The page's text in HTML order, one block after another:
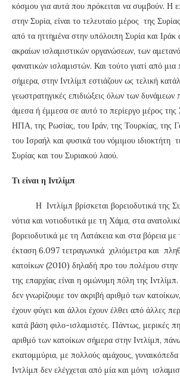
κόσμου για αυτά που πρόκειται να συμβούν. Η
στην Συρία, είναι το τελευταίο μέρος της
από τα ηττημένα στην υπόλοιπη Συρία και Ιράκ
ακραίων ισλαμιστικών οργανώσεων, των
φανατικών ισλαμιστών. Και τούτο γιατί από
σήμερα, στην Ιντλίμπ εστιάζουν ως τελική
γεωστρατηγικές επιδιώξεις όλων των δυνάμεων
άμεσα ή έμμεσα σε αυτό το περίεργο μέρος της
ΗΠΑ, της Ρωσίας, του Ιράν, της Τουρκίας, της
του Ισραήλ και φυσικά του νόμιμου ιδιοκτήτη
Συρίας και του Συριακού λαού.
Τι είναι η Ιντλίμπ
Η Ιντλίμπ βρίσκεται βορειοδυτικά της
νότια και νοτιοδυτικά με τη Χάμα, στα
βορειοδυτικά με τη Λατάκεια και στα βόρεια με
έκταση 6.097 τετραγωνικά χιλιόμετρα και
κατοίκων (2010) δηλαδή προ του πολέμου
της επαρχίας είναι η ομώνυμη πόλη της
δεν γνωρίζουμε τον ακριβή αριθμό των
έχουν φύγει και άλλοι έχουν έλθει από άλλες
κατά βάση φιλο-ισλαμιστές. Πάντως, μερικές
αριθμό των κατοίκων σήμερα στην Ιντλίμπ,
εκατομμύρια, με πολλούς αμάχους,
Ιντλίμπ δεν ελέγχεται από μία και μόνη